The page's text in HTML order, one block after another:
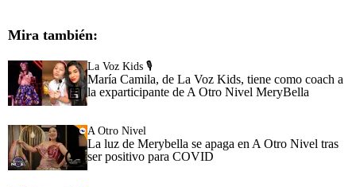
Mira también:
La Voz Kids 🎙️
María Camila, de La Voz Kids, tiene como coach a
la exparticipante de A Otro Nivel MeryBella
A Otro Nivel
La luz de Merybella se apaga en A Otro Nivel tras
ser positivo para COVID